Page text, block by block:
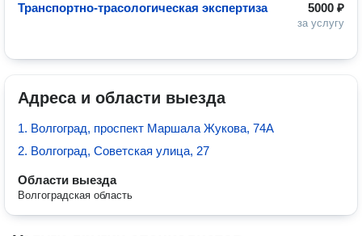
5000 ₽
за услугу
Транспортно-трасологическая экспертиза
Адреса и области выезда
1. Волгоград, проспект Маршала Жукова, 74А
2. Волгоград, Советская улица, 27
Области выезда
Волгоградская область